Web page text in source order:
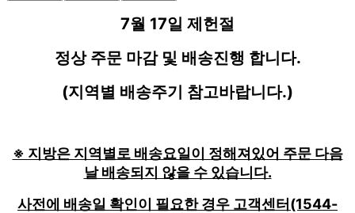
7월 17일 제헌절
정상 주문 마감 및 배송진행 합니다.
(지역별 배송주기 참고바랍니다.)
※ 지방은 지역별로 배송요일이 정해져있어 주문 다음
날 배송되지 않을 수 있습니다.
사전에 배송일 확인이 필요한 경우 고객센터(1544-